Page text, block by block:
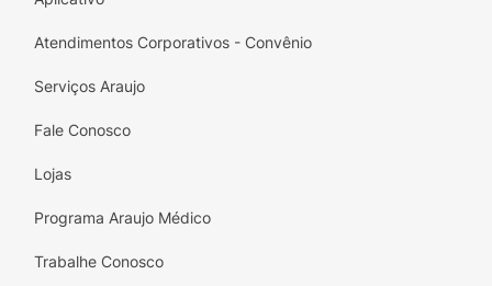
Atendimentos Corporativos - Convênio
Serviços Araujo
Fale Conosco
Lojas
Programa Araujo Médico
Trabalhe Conosco